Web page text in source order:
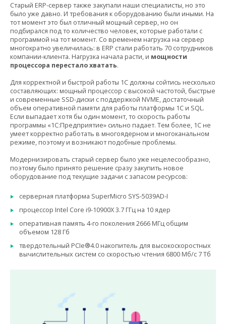
Старый ERP-сервер также закупали наши специалисты, но это
было уже давно. И требования к оборудованию были иными. На
тот момент это был отличный мощный сервер, но он
подбирался под то количество человек, которые работали с
программой на тот момент. Со временем нагрузка на сервер
многократно увеличилась: в ERP стали работать 70 сотрудников
компании-клиента. Нагрузка начала расти, и мощности
процессора перестало хватать.
Для корректной и быстрой работы 1С должны сойтись несколько
составляющих: мощный процессор с высокой частотой, быстрые
и современные SSD-диски с поддержкой NVME, достаточный
объем оперативной памяти для работы платформы 1С и SQL.
Если выпадает хотя бы один момент, то скорость работы
программы «1С:Предприятие» сильно падает. Тем более, 1С не
умеет корректно работать в многоядерном и многоканальном
режиме, поэтому и возникают подобные проблемы.
Модернизировать старый сервер было уже нецелесообразно,
поэтому было принято решение сразу закупить новое
оборудование под текущие задачи с запасом ресурсов:
серверная платформа SuperMicro SYS-5039AD-I
процессор Intel Core i9-10900X 3.7 ГГц на 10 ядер
оперативная память 4-го поколения 2666 МГц общим
объемом 128 Гб
твердотельный PCIe®4.0 накопитель для высокоскоростных
вычислительных систем со скоростью чтения 6800 Мб/c 7 Тб